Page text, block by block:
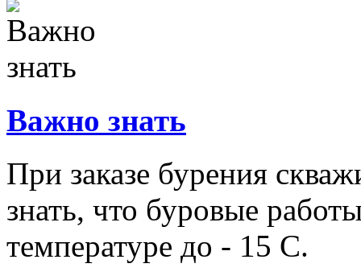
Важно знать
При заказе бурения
знать, что буровые
температуре до - 15 С.